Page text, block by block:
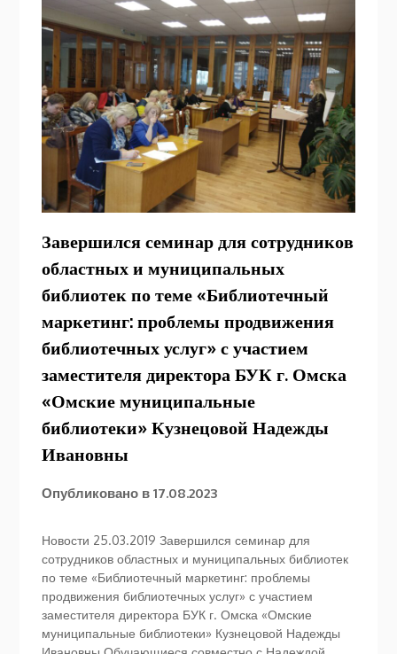
Завершился семинар для сотрудников
областных и муниципальных
библиотек по теме «Библиотечный
маркетинг: проблемы продвижения
библиотечных услуг» с участием
заместителя директора БУК г. Омска
«Омские муниципальные
библиотеки» Кузнецовой Надежды
Ивановны
Опубликовано в17.08.2023
Новости 25.03.2019 Завершился семинар для
сотрудников областных и муниципальных библиотек
по теме «Библиотечный маркетинг: проблемы
продвижения библиотечных услуг» с участием
заместителя директора БУК г. Омска «Омские
муниципальные библиотеки» Кузнецовой Надежды